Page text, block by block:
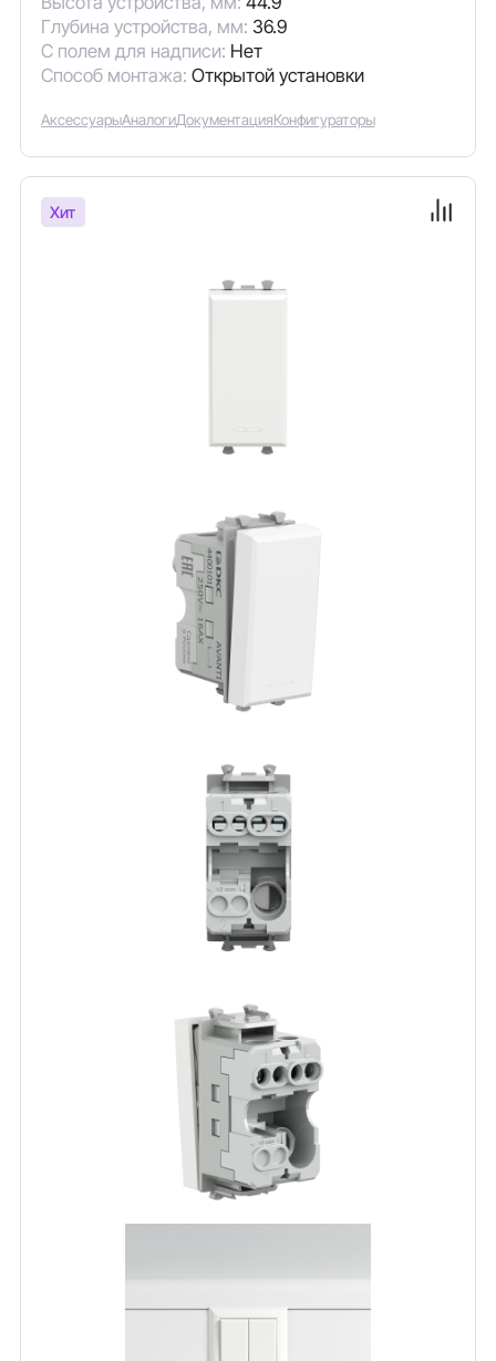
Глубина устройства, мм: 36.9
С полем для надписи: Нет
Способ монтажа: Открытой установки
АксессуарыАналогиДокументацияКонфигураторы
Хит